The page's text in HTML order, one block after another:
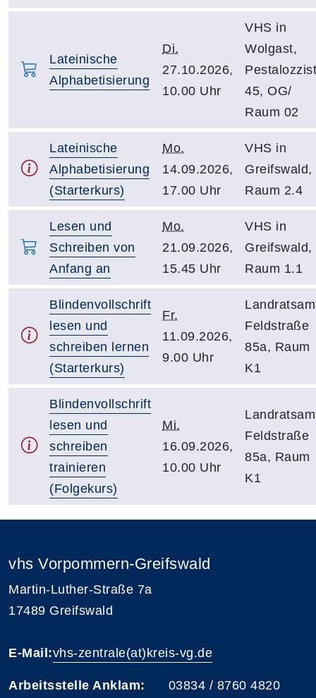
Lateinische
Alphabetisierung
Di.
27.10.2026,
10.00 Uhr
VHS in
Wolgast,
45, OG/
Raum 02
Lateinische
Alphabetisierung
(Starterkurs)
Mo.
14.09.2026,
17.00 Uhr
VHS in
Greifswald,
Raum 2.4
Lesen und
Schreiben von
Anfang an
Mo.
21.09.2026,
15.45 Uhr
VHS in
Greifswald,
Raum 1.1
Blindenvollschrift
lesen und
schreiben lernen
(Starterkurs)
Fr.
11.09.2026,
9.00 Uhr
Feldstraße
85a, Raum
K1
Blindenvollschrift
lesen und
schreiben
trainieren
(Folgekurs)
Mi.
16.09.2026,
10.00 Uhr
Feldstraße
85a, Raum
K1
vhs Vorpommern-Greifswald
Martin-Luther-Straße 7a
17489 Greifswald
E-Mail:vhs-zentrale(at)kreis-vg.de
Arbeitsstelle Anklam: 03834 / 8760 4820